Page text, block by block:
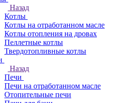
Назад
Котлы
Котлы на отработанном масле
Котлы отопления на дровах
Пеллетные котлы
Твердотопливные котлы
Назад
Печи
Печи на отработанном масле
Отопительные печи